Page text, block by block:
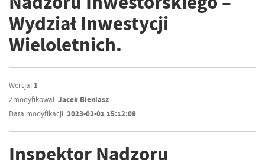
Wydział Inwestycji
Wieloletnich.
Wersja: 1
Zmodyfikował:Jacek Bieniasz
Data modyfikacji:2023-02-01 15:12:09
Inspektor Nadzoru